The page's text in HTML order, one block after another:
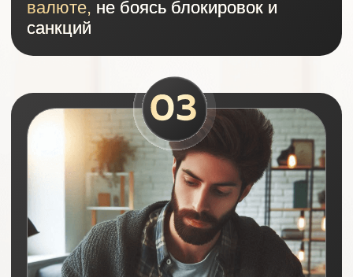
научитесьна
нашем курсе
Научитесь
безопасно покупать,
продавать, переводить и хранить
криптовалюту